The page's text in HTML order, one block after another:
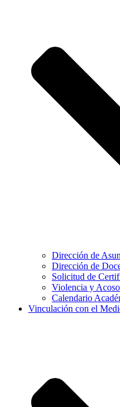
Dirección de
Dirección de
Solicitud de
Violencia y
Calendario
Vinculación con el